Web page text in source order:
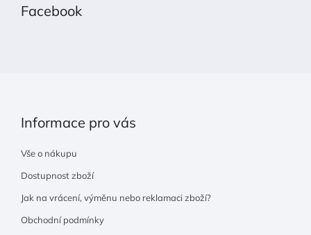
Facebook
Informace pro vás
Vše o nákupu
Dostupnost zboží
Jak na vrácení, výměnu nebo reklamaci zboží?
Obchodní podmínky